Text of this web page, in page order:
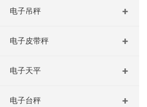
电子吊秤
电子皮带秤
电子天平
电子台秤